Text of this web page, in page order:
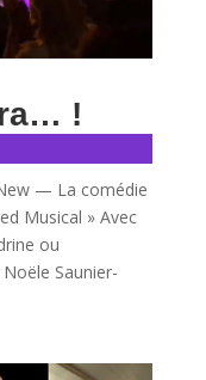
!
— La comédie
Musical » Avec
ou
Saunier-